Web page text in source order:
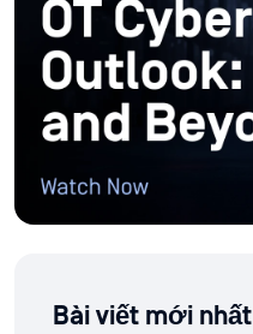
Bài viết mới nhất